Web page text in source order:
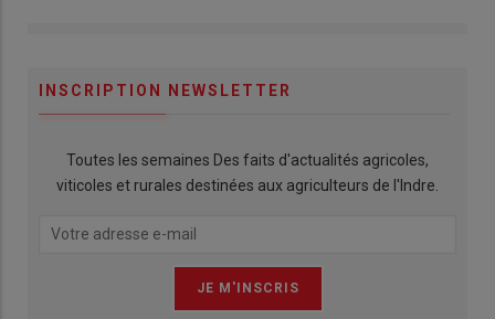
INSCRIPTION NEWSLETTER
Toutes les semaines Des faits d'actualités agricoles,
viticoles et rurales destinées aux agriculteurs de l'Indre.